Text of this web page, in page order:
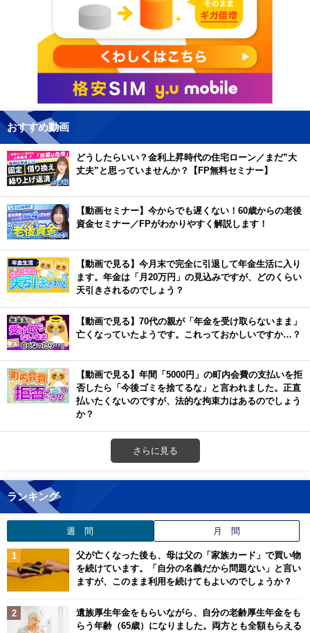
おすすめ動画
どうしたらいい？金利上昇時代の住宅ローン／まだ”大
丈夫”と思っていませんか？【FP無料セミナー】
【動画セミナー】今からでも遅くない！60歳からの老後
資金セミナー／FPがわかりやすく解説します！
【動画で見る】今月末で完全に引退して年金生活に入り
ます。年金は「月20万円」の見込みですが、どのくらい
天引きされるのでしょう？
【動画で見る】70代の親が「年金を受け取らないまま」
亡くなっていたようです。これっておかしいですか…？
【動画で見る】年間「5000円」の町内会費の支払いを拒
否したら「今後ゴミを捨てるな」と言われました。正直
払いたくないのですが、法的な拘束力はあるのでしょう
か？
さらに見る
ランキング
週 間 月 間
父が亡くなった後も、母は父の「家族カード」で買い物
を続けています。「自分の名義だから問題ない」と言い
ますが、このまま利用を続けてもよいのでしょうか？
遺族厚生年金をもらいながら、自分の老齢厚生年金をも
らう年齢（65歳）になりました。両方とも全額もらえる